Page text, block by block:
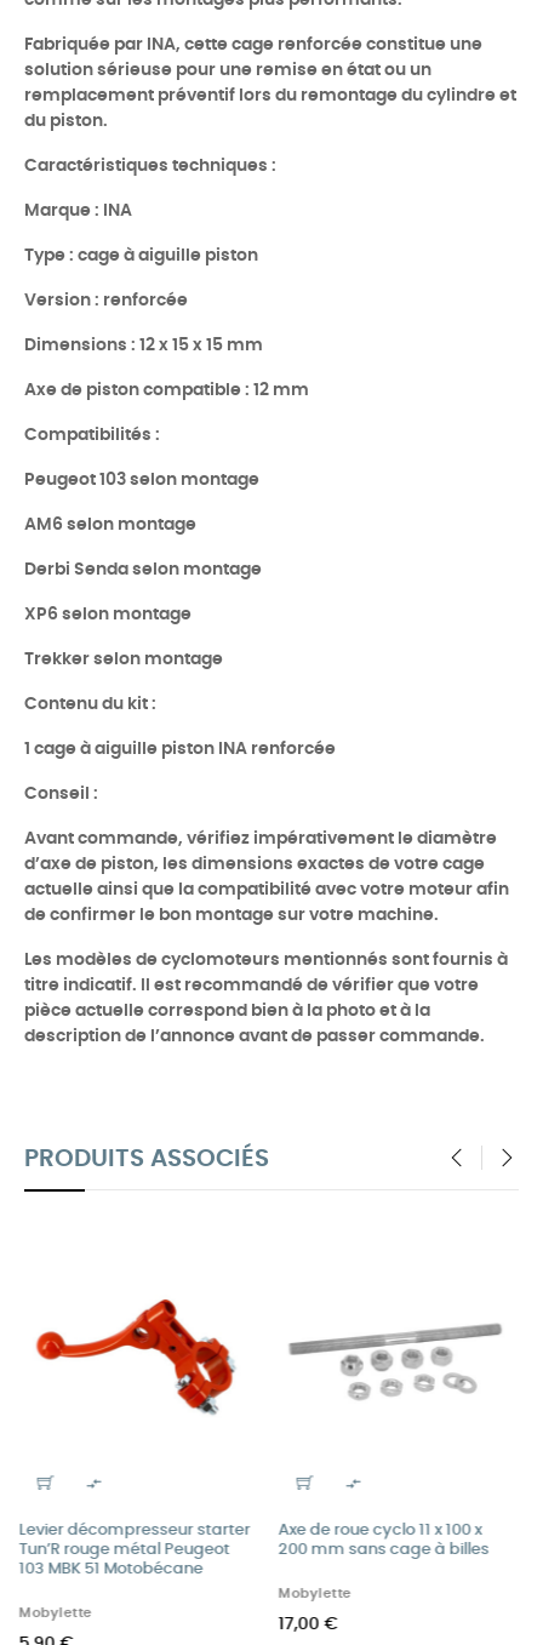
Fabriquée par INA, cette cage renforcée constitue une
solution sérieuse pour une remise en état ou un
remplacement préventif lors du remontage du cylindre et
du piston.
Caractéristiques techniques :
Marque : INA
Type : cage à aiguille piston
Version : renforcée
Dimensions : 12 x 15 x 15 mm
Axe de piston compatible : 12 mm
Compatibilités :
Peugeot 103 selon montage
AM6 selon montage
Derbi Senda selon montage
XP6 selon montage
Trekker selon montage
Contenu du kit :
1 cage à aiguille piston INA renforcée
Conseil :
Avant commande, vérifiez impérativement le diamètre
d’axe de piston, les dimensions exactes de votre cage
actuelle ainsi que la compatibilité avec votre moteur afin
de confirmer le bon montage sur votre machine.
Les modèles de cyclomoteurs mentionnés sont fournis à
titre indicatif. Il est recommandé de vérifier que votre
pièce actuelle correspond bien à la photo et à la
description de l’annonce avant de passer commande.
PRODUITS ASSOCIÉS
11 x 100 x
cage à billes
Courroie cyclo Teknix MBK 51
crantée 821x14x7
MBK - Motobecane
Gaine téflon
2,6 mm au